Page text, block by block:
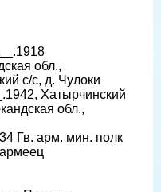
обл.,
с/с, д. Чулоки
Хатырчинский
обл.,
Гв. арм. мин. полк